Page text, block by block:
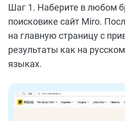
Шаг 1. Наберите в любом
поисковике сайт Miro.
на главную страницу с
результаты как на
языках.